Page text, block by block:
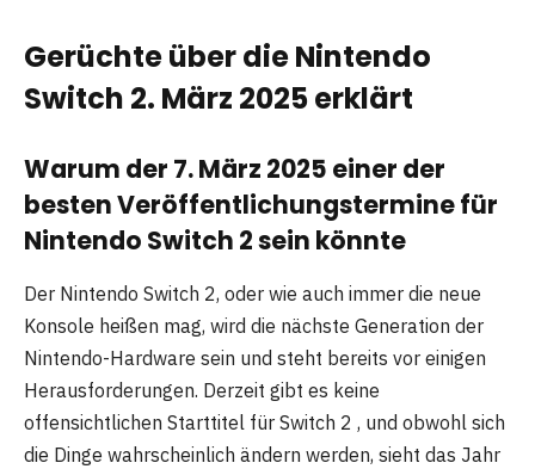
Gerüchte über die Nintendo
Switch 2. März 2025 erklärt
Warum der 7. März 2025 einer der
besten Veröffentlichungstermine für
Nintendo Switch 2 sein könnte
Der Nintendo Switch 2, oder wie auch immer die neue
Konsole heißen mag, wird die nächste Generation der
Nintendo-Hardware sein und steht bereits vor einigen
Herausforderungen. Derzeit gibt es keine
offensichtlichen Starttitel für Switch 2 , und obwohl sich
die Dinge wahrscheinlich ändern werden, sieht das Jahr